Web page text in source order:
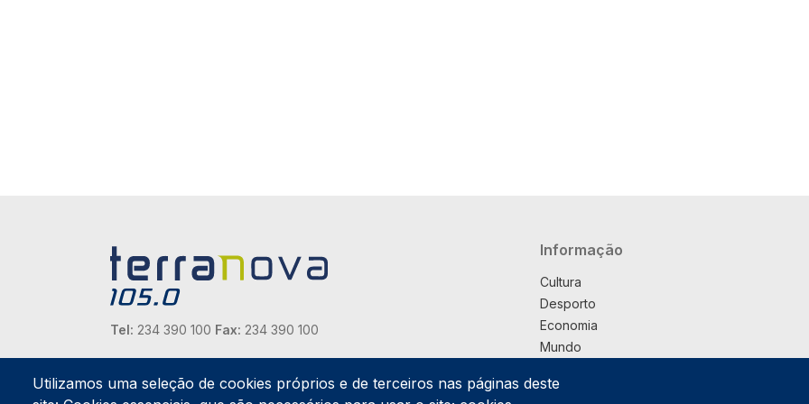
Tel: 234 390 100 Fax: 234 390 100
Endereço Postal
Apartado 42
Navegação principal
Informação
Cultura
Desporto
Economia
Mundo
País
Utilizamos uma seleção de cookies próprios e de terceiros nas páginas deste